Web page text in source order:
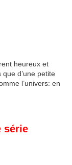
heureux et
que d’une petite
l’univers: en
série